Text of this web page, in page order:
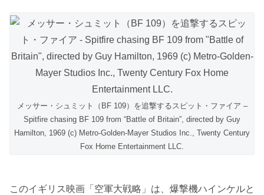
メッサー・シュミット（BF 109）を追撃するスピット・ファイア –
Spitfire chasing BF 109 from “Battle of Britain”, directed by Guy
Hamilton, 1969 (c) Metro-Golden-Mayer Studios Inc., Twenty Century
Fox Home Entertainment LLC.
このイギリス映画「空軍大戦略」は、爆撃機ハインケルと